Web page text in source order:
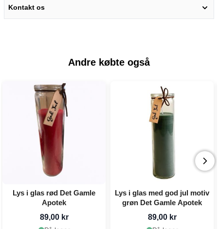
Kontakt os
Andre købte også
Lys i glas rød Det Gamle
Apotek
89,00 kr
Lys i glas med god jul motiv
grøn Det Gamle Apotek
89,00 kr